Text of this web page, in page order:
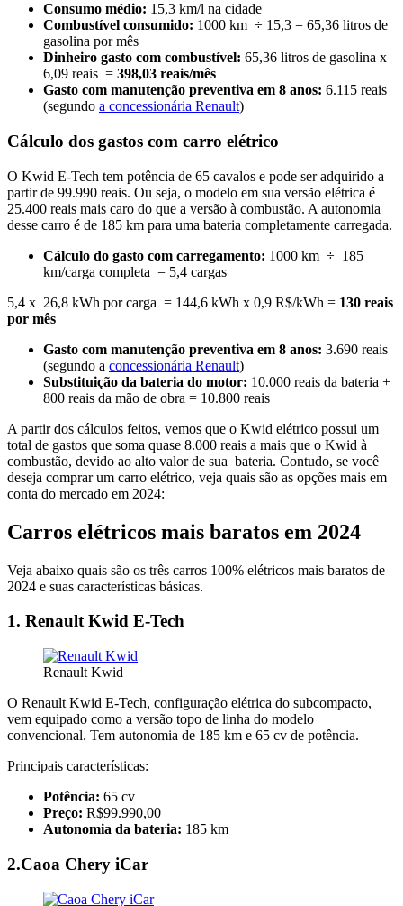
Consumo médio: 15,3 km/l na cidade
Combustível consumido: 1000 km ÷ 15,3 = 65,36 litros de
gasolina por mês
Dinheiro gasto com combustível: 65,36 litros de gasolina x
6,09 reais = 398,03 reais/mês
Gasto com manutenção preventiva em 8 anos: 6.115 reais
(segundo a concessionária Renault)
Cálculo dos gastos com carro elétrico
O Kwid E-Tech tem potência de 65 cavalos e pode ser adquirido a
partir de 99.990 reais. Ou seja, o modelo em sua versão elétrica é
25.400 reais mais caro do que a versão à combustão. A autonomia
desse carro é de 185 km para uma bateria completamente carregada.
Cálculo do gasto com carregamento: 1000 km ÷ 185
km/carga completa = 5,4 cargas
5,4 x 26,8 kWh por carga = 144,6 kWh x 0,9 R$/kWh = 130 reais
por mês
Gasto com manutenção preventiva em 8 anos: 3.690 reais
(segundo a concessionária Renault)
Substituição da bateria do motor: 10.000 reais da bateria +
800 reais da mão de obra = 10.800 reais
A partir dos cálculos feitos, vemos que o Kwid elétrico possui um
total de gastos que soma quase 8.000 reais a mais que o Kwid à
combustão, devido ao alto valor de sua bateria. Contudo, se você
deseja comprar um carro elétrico, veja quais são as opções mais em
conta do mercado em 2024:
Carros elétricos mais baratos em 2024
Veja abaixo quais são os três carros 100% elétricos mais baratos de
2024 e suas características básicas.
1. Renault Kwid E-Tech
Renault Kwid
O Renault Kwid E-Tech, configuração elétrica do subcompacto,
vem equipado como a versão topo de linha do modelo
convencional. Tem autonomia de 185 km e 65 cv de potência.
Principais características:
Potência: 65 cv
Preço: R$99.990,00
Autonomia da bateria: 185 km
2.Caoa Chery iCar